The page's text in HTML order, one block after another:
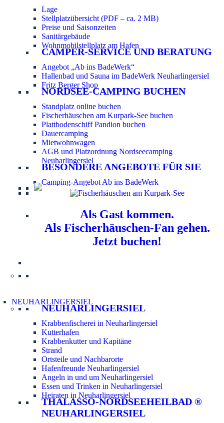
Lage
Stellplatzübersicht (PDF – ca. 2 MB)
Preise und Saisonzeiten
Sanitärgebäude
Wohnmobilstellplatz am Hafen
CAMPER-SERVICE UND BERATUNG
Angebot „Ab ins BadeWerk“
Hallenbad und Sauna im BadeWerk Neuharlingersiel
Fritz Berger Shop
NORDSEE-CAMPING BUCHEN
Standplatz online buchen
Fischerhäuschen am Kurpark-See buchen
Plattbodenschiff Pandion buchen
Dauercamping
Mietwohnwagen
AGB und Platzordnung Nordseecamping
Neuharlingersiel
BESONDERE ANGEBOTE FÜR SIE
Camping-Angebot Ab ins BadeWerk
Als Gast kommen.
Als Fischerhäuschen-Fan gehen.
Jetzt buchen!
NEUHARLINGERSIEL
NEUHARLINGERSIEL
Krabbenfischerei in Neuharlingersiel
Kutterhafen
Krabbenkutter und Kapitäne
Strand
Ortsteile und Nachbarorte
Hafenfreunde Neuharlingersiel
Angeln in und um Neuharlingersiel
Essen und Trinken in Neuharlingersiel
Heiraten in Neuharlingersiel
THALASSO-NORDSEEHEILBAD ®
NEUHARLINGERSIEL